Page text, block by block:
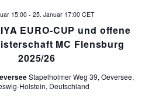
EURO-CUP und offene
MC Flensburg
2025/26
15:00- 25. Januar 17:00 CET
Stapelholmer Weg 39, Oeversee,
Holstein, Deutschland